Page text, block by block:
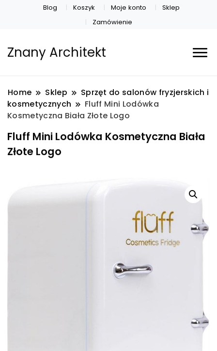
Blog Koszyk Moje konto
Sklep
Zamówienie
Znany Architekt
Home Sklep
Sprzęt do salonów fryzjerskich i
kosmetycznych
Fluff Mini Lodówka
Kosmetyczna Biała Złote Logo
Fluff Mini Lodówka Kosmetyczna Biała
Złote Logo